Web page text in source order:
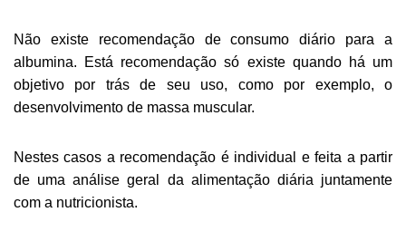
Não existe recomendação de consumo diário para a
albumina. Está recomendação só existe quando há um
objetivo por trás de seu uso, como por exemplo, o
desenvolvimento de massa muscular.
Nestes casos a recomendação é individual e feita a partir
de uma análise geral da alimentação diária juntamente
com a nutricionista.